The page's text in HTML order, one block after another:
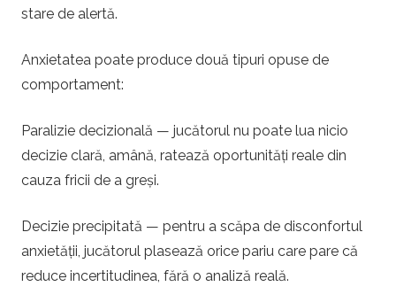
stare de alertă.
Anxietatea poate produce două tipuri opuse de
comportament:
Paralizie decizională — jucătorul nu poate lua nicio
decizie clară, amână, ratează oportunități reale din
cauza fricii de a greși.
Decizie precipitată — pentru a scăpa de disconfortul
anxietății, jucătorul plasează orice pariu care pare că
reduce incertitudinea, fără o analiză reală.